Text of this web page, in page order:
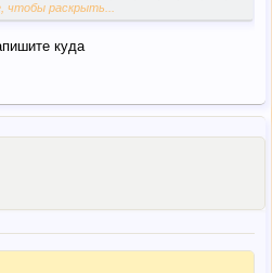
51, 52, 53, 55, 57, 61, 65,69,
122, 123, 124, 126, 127, 132,
раскрыть...
куда